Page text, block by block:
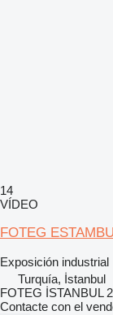
14
VÍDEO
FOTEG
Exposición industrial
Turquía, İstanbul
FOTEG İSTANBUL
Contacte con el